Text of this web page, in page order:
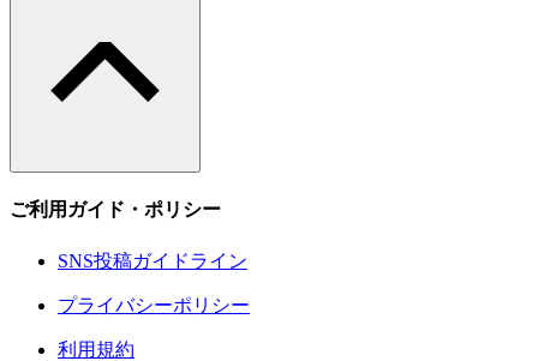
ご利用ガイド・ポリシー
SNS投稿ガイドライン
プライバシーポリシー
利用規約